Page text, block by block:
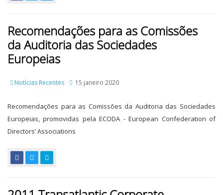
Recomendações para as Comissões
da Auditoria das Sociedades
Europeias
Notícias Recentes 15 janeiro 2020
Recomendações para as Comissões da Auditoria das Sociedades
Europeias, promovidas pela ECODA - European Confederation of
Directors’ Associations